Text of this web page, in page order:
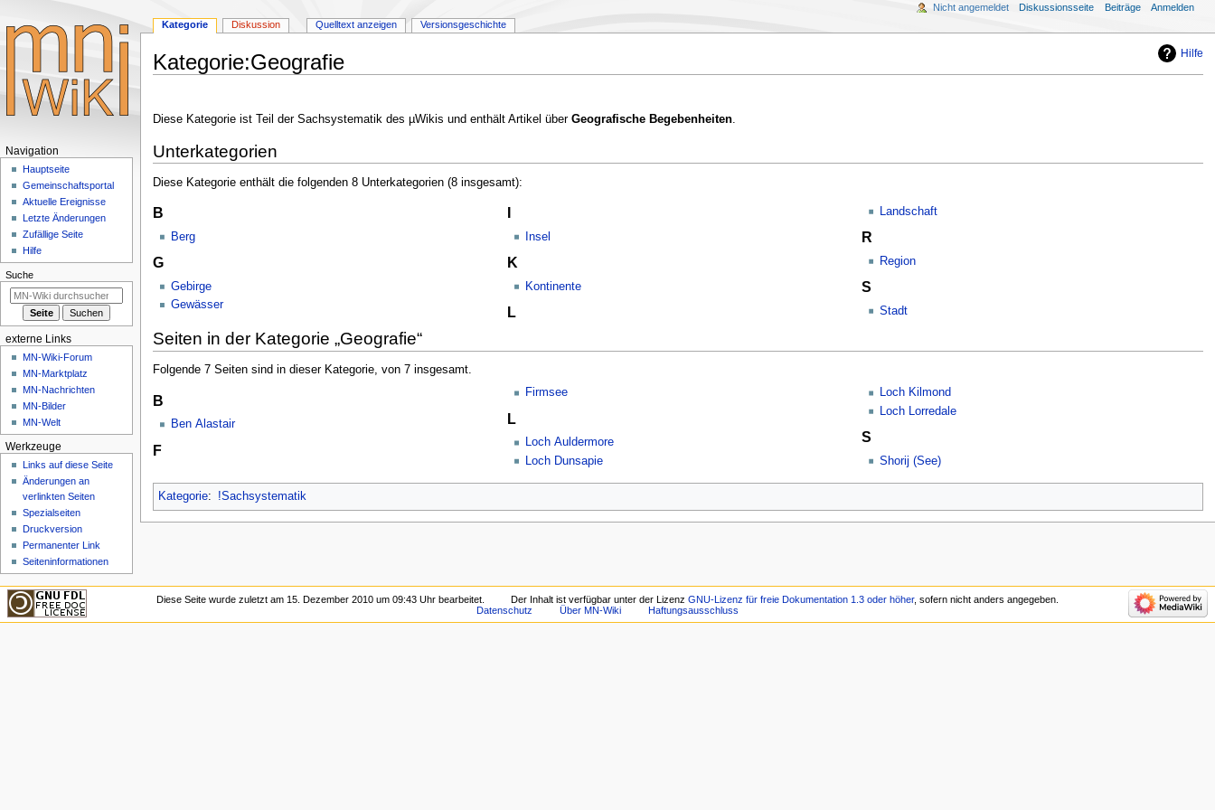
Hilfe
Kategorie:Geografie
Navigation
Suche
Diese Kategorie ist Teil der Sachsystematik des µWikis und enthält Artikel über Geografische Begebenheiten.
Unterkategorien
Diese Kategorie enthält die folgenden 8 Unterkategorien (8 insgesamt):
B
Berg
G
Gebirge
Gewässer
I
Insel
K
Kontinente
L
Landschaft
R
Region
S
Stadt
Seiten in der Kategorie „Geografie“
Folgende 7 Seiten sind in dieser Kategorie, von 7 insgesamt.
B
Ben Alastair
F
Firmsee
L
Loch Auldermore
Loch Dunsapie
Loch Kilmond
Loch Lorredale
S
Shorij (See)
Kategorie: !Sachsystematik
Navigationsmenü
Kategorie Diskussion Quelltext anzeigen Versionsgeschichte
Nicht angemeldet Diskussionsseite Beiträge Anmelden
Navigation
Hauptseite
Gemeinschafts­portal
Aktuelle Ereignisse
Letzte Änderungen
Zufällige Seite
Hilfe
Suche
externe Links
MN-Wiki-Forum
MN-Marktplatz
MN-Nachrichten
MN-Bilder
MN-Welt
Werkzeuge
Links auf diese Seite
Änderungen an
verlinkten Seiten
Spezialseiten
Druckversion
Permanenter Link
Seiten­­informationen
Diese Seite wurde zuletzt am 15. Dezember 2010 um 09:43 Uhr bearbeitet. Der Inhalt ist verfügbar unter der LizenzGNU-Lizenz für freie Dokumentation 1.3 oder höher, sofern nicht anders angegeben.
Datenschutz
Über MN-Wiki Haftungsausschluss